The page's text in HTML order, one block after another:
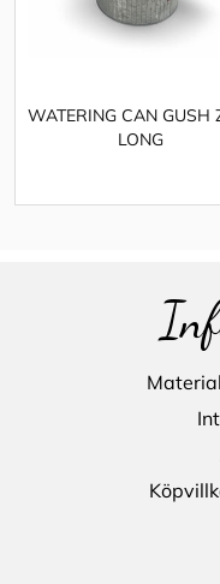
WATERING CAN GUSH
LONG